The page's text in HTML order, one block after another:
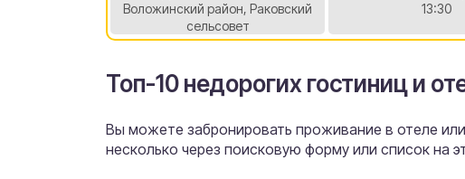
Воложинский район, Раковский
сельсовет
13:30
Топ-10 недорогих гостиниц и
Вы можете забронировать проживание в отеле
несколько через поисковую форму или список на